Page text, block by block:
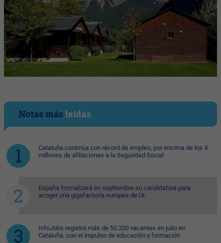
Notas másleídas
Cataluña continúa con récord de empleo, por encima de los 4
millones de afiliaciones a la Seguridad Social
España formalizará en septiembre su candidatura para
acoger una gigafactoría europea de IA
InfoJobs registra más de 50.200 vacantes en julio en
Cataluña, con el impulso de educación y formación